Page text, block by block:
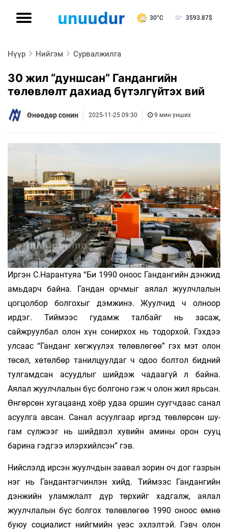
30°C 3593.87$
Нүүр Нийгэм Сурвалжилга
30 жил “дуншсан” Гандангийн
төлөвлөлт дахиад бүтэлгүйтэх вий
Өнөөдөр сонин 2025-11-25 09:30 9 мин унших
Иргэн С.Нарантуяа “Би 1990 оноос Гандангийн дэнжид
амьдарч байна. Гандан орчмыг аялал жуулчлалын
цогцолбор болгохыг дэмжинэ. Жуулчид ч олноор
ирдэг. Тиймээс гудамж талбайг нь засаж,
сайжруулбал олон хүн сонирхох нь тодорхой. Гэхдээ
ул­­­­саас “Ган­­­­данг хөгжүүлэх төлөвлөгөө” гэх мэт олон
төсөл, хөтөлбөр танилцуулдаг ч одоо болтол бидний
тулгамдсан асуудлыг шийдэж чадаагүй л байна.
Аялал жуулчлалын бүс болгоно гэж ч олон жил ярьсан.
Өнгөрсөн хугацаанд хоёр удаа оршин суугчдаас санал
асуулга авсан. Са­­нал асуулгаар иргэд төвлөр­­сөн шу­­­­­
гам сүлжээг нь шийдвэл хувийн амины орон сууц
барина гэдгээ илэрхийлсэн” гэв.
Нийслэлд ирсэн жуулчдын заавал зорин оч­ дог газрын
нэг нь Гандантэгчинлэн хийд. Тиймээс Гандангийн
дэнжийн уламжлалт дүр төрхийг хадгалж, аялал
жуулчлалын бүс болгох төлөвлөгөө 1990 оноос өмнө
буюу социалист нийгмийн үеэс эхлэлтэй. Гэвч олон